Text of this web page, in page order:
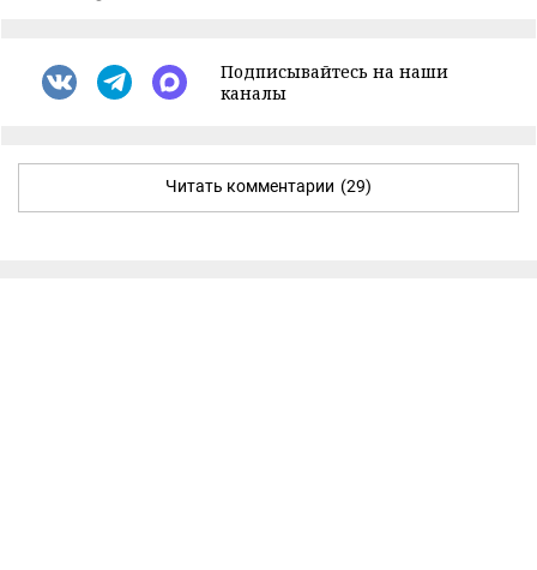
Подписывайтесь на наши
каналы
Читать комментарии (29)